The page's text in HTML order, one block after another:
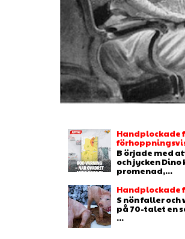
Handplockade
B örjade med
och jycken
promenad,...
Handplockade
S nön faller och
på 70-talet en
...